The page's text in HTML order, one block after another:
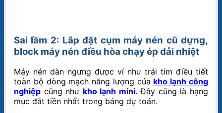
Sai lầm 2: Lắp đặt cụm máy nén cũ dựng,
block máy nén điều hòa chạy ép dải nhiệt
Máy nén dàn ngưng được ví như trái tim điều tiết
toàn bộ dòng mạch năng lượng của kho lạnh công
nghiệp cũng như kho lạnh mini. Đây cũng là hạng
mục đắt tiền nhất trong bảng dự toán.